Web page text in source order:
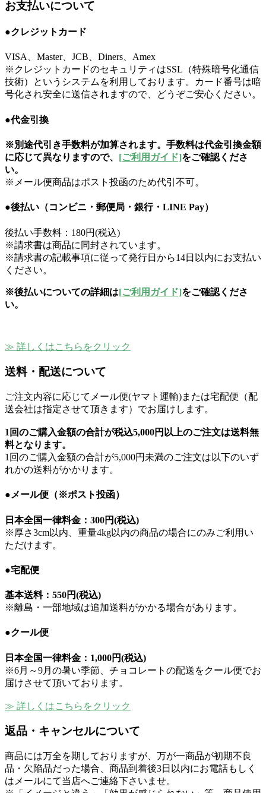
お支払いについて
●クレジットカード
VISA、Master、JCB、Diners、Amex
※クレジットカードのセキュリティはSSL（特殊暗号化通信
技術）というシステムを利用しております。カード番号は暗
号化され安全に送信されますので、どうぞご安心ください。
●代金引換
※別途代引き手数料が加算されます。手数料は代金引換金額
に応じて異なりますので、 [ご利用ガイド]をご確認くださ
い。
※メール便商品はポスト投函のため代引不可。
●後払い（コンビニ・郵便局・銀行・LINE Pay）
後払い手数料：180円(税込)
※請求書は商品に同封されています。
※請求書の記載事項に従って発行日から14日以内にお支払い
ください。
※後払いについての詳細は[ご利用ガイド]をご確認くださ
い。
≫ 詳しくはこちらをクリック
送料・配送について
ご注文内容に応じてメール便(ヤマト運輸)または宅配便（配
送会社は指定させて頂きます）でお届けします。
1回のご購入金額の合計が税込5,000円以上のご注文は送料無
料となります。
1回のご購入金額の合計が5,000円未満のご注文は以下のいず
れかの送料がかかります。
●メール便（※ポスト投函）
日本全国一律料金： 300円(税込)
※厚さ3cm以内、重量4kg以内の商品の場合にのみご利用い
ただけます。
●宅配便
基本送料： 550円(税込)
※離島・一部地域は追加送料がかかる場合があります。
●クール便
日本全国一律料金： 1,000円(税込)
※6月～9月の暑い季節、チョコレートの配送をクール便でお
届けさせて頂いております。
≫ 詳しくはこちらをクリック
返品・キャンセルについて
商品には万全を期しておりますが、万が一商品が初期不良
品・欠陥品だった場合、商品到着後3日以内にお電話もしく
はメールにて当店へご連絡下さいませ。